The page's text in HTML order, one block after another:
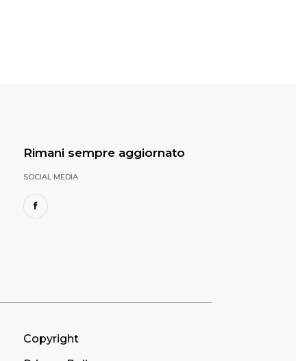
Rimani sempre aggiornato
SOCIAL MEDIA
Copyright